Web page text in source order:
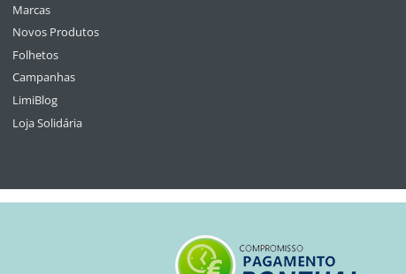
Marcas
Novos Produtos
Folhetos
Campanhas
LimiBlog
Loja Solidária